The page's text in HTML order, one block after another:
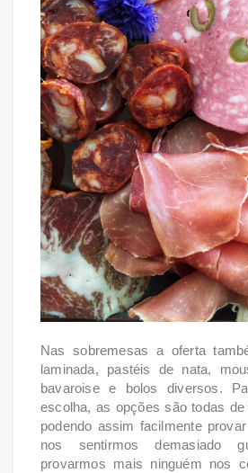
Nas sobremesas a oferta
laminada, pastéis de nata,
bavaroise e bolos diversos.
escolha, as opções são todas de
podendo assim facilmente
nos sentirmos demasiado
provarmos mais ninguém nos